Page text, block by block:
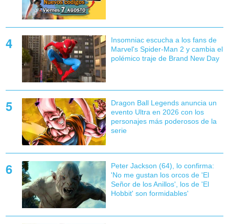
Insomniac escucha a los fans de
Marvel's Spider-Man 2 y cambia el
polémico traje de Brand New Day
Dragon Ball Legends anuncia un
evento Ultra en 2026 con los
personajes más poderosos de la
serie
Peter Jackson (64), lo confirma:
'No me gustan los orcos de 'El
Señor de los Anillos', los de 'El
Hobbit' son formidables'